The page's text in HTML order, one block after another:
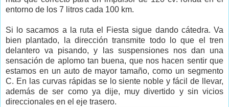
entorno de los 7 litros cada 100 km.
Si lo sacamos a la ruta el Fiesta sigue dando cátedra. Va
bien plantado, la dirección transmite todo lo que el tren
delantero va pisando, y las suspensiones nos dan una
sensación de aplomo tan buena, que nos hacen sentir que
estamos en un auto de mayor tamaño, como un segmento
C. En las curvas rápidas se lo siente noble y fácil de llevar,
además de ser como ya dije, muy divertido y sin vicios
direccionales en el eje trasero.